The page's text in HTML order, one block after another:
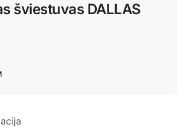
šviestuvas DALLAS